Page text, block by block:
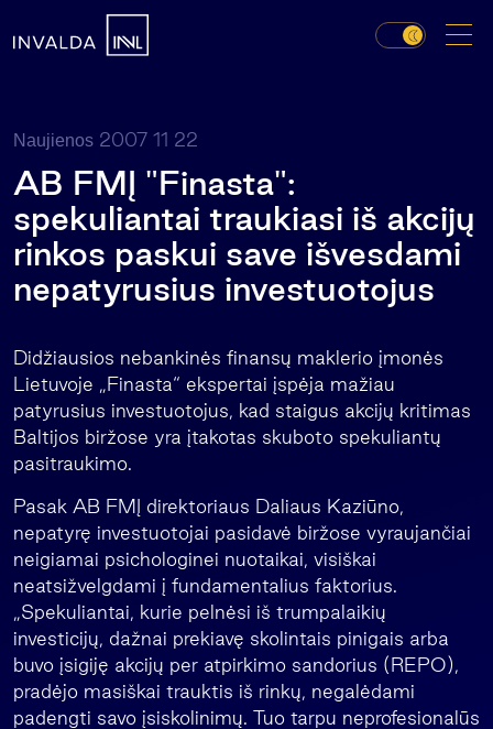
Naujienos 2007 11 22
AB FMĮ "Finasta":
spekuliantai traukiasi iš akcijų
rinkos paskui save išvesdami
nepatyrusius investuotojus
Didžiausios nebankinės finansų maklerio įmonės
Lietuvoje „Finasta“ ekspertai įspėja mažiau
patyrusius investuotojus, kad staigus akcijų kritimas
Baltijos biržose yra įtakotas skuboto spekuliantų
pasitraukimo.
Pasak AB FMĮ direktoriaus Daliaus Kaziūno,
nepatyrę investuotojai pasidavė biržose vyraujančiai
neigiamai psichologinei nuotaikai, visiškai
neatsižvelgdami į fundamentalius faktorius.
„Spekuliantai, kurie pelnėsi iš trumpalaikių
investicijų, dažnai prekiavę skolintais pinigais arba
buvo įsigiję akcijų per atpirkimo sandorius (REPO),
pradėjo masiškai trauktis iš rinkų, negalėdami
padengti savo įsiskolinimų. Tuo tarpu neprofesionalūs